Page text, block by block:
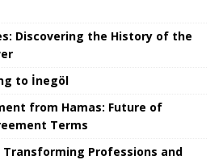
Discovering the History of the
to İnegöl
from Hamas: Future of
Terms
Professions and